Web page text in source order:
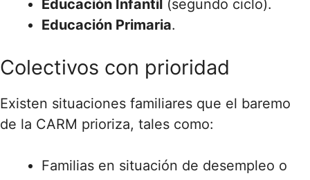
Educación Infantil (segundo ciclo).
Educación Primaria.
Colectivos con prioridad
Existen situaciones familiares que el baremo
de la CARM prioriza, tales como:
Familias en situación de desempleo o